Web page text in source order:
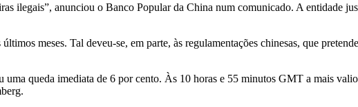
ilegais”, anunciou o Banco Popular da China num comunicado. A entidade
meses. Tal deveu-se, em parte, às regulamentações chinesas, que
queda imediata de 6 por cento. Às 10 horas e 55 minutos GMT a mais